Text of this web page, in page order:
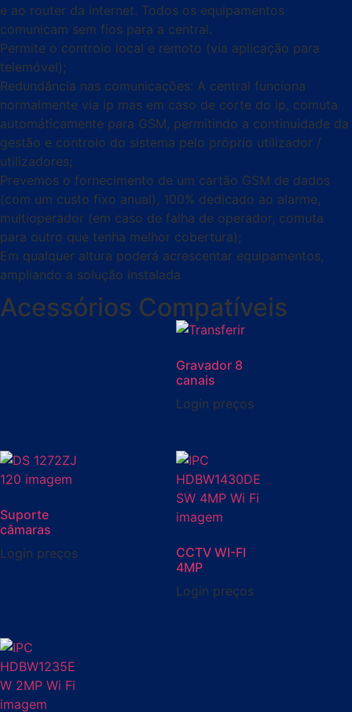
e ao router da internet. Todos os equipamentos
comunicam sem fios para a central.
Permite o controlo local e remoto (via aplicação para
telemóvel);
Redundância nas comunicações: A central funciona
normalmente via ip mas em caso de corte do ip, comuta
automáticamente para GSM, permitindo a continuidade da
gestão e controlo do sistema pelo próprio utilizador /
utilizadores;
Prevemos o fornecimento de um cartão GSM de dados
(com um custo fixo anual), 100% dedicado ao alarme,
multioperador (em caso de falha de operador, comuta
para outro que tenha melhor cobertura);
Em qualquer altura poderá acrescentar equipamentos,
ampliando a solução instalada
Acessórios Compatíveis
Gravador 8
canais
Login preços
Suporte
câmaras
Login preços
CCTV WI-FI
4MP
Login preços